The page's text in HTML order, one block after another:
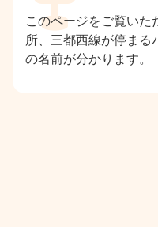
このページをご覧い
所、三都西線が停まる
の名前が分かります。